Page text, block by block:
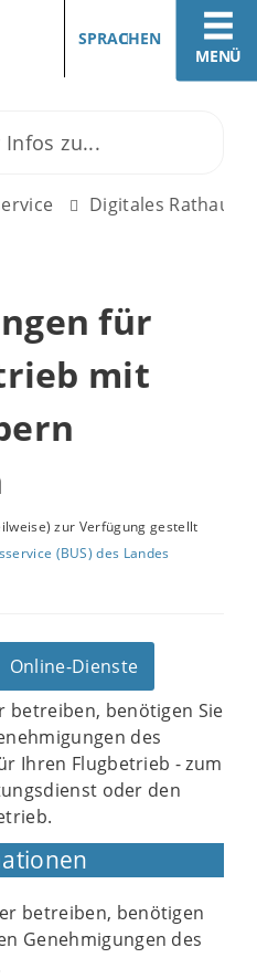
MENÜ
SPRACHEN
Digitales Rathaus
für
mit
zur Verfügung gestellt
(BUS) des Landes
Online-Dienste
betreiben, benötigen Sie
des
Ihren Flugbetrieb - zum
oder den
betreiben, benötigen
Genehmigungen des